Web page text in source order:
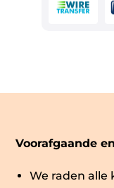
Voorafgaande
We raden alle